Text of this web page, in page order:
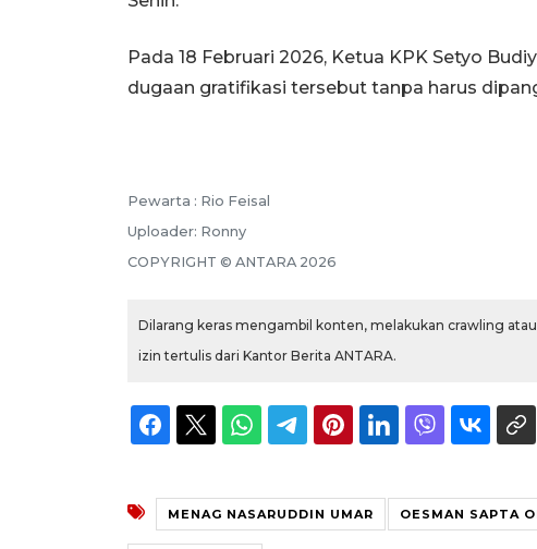
Pada 18 Februari 2026, Ketua KPK Setyo
dugaan gratifikasi tersebut tanpa harus
Pewarta : Rio Feisal
Uploader: Ronny
COPYRIGHT © ANTARA 2026
Dilarang keras mengambil konten, melakukan crawling
izin tertulis dari Kantor Berita ANTARA.
MENAG NASARUDDIN UMAR OESMAN SAPTA